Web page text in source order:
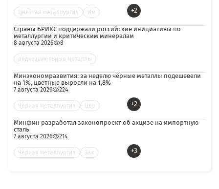
Цветная металлургия Им +2
Страны БРИКС поддержали российские инициативы по
металлургии и критическим минералам
8 августа 2026 8
редкоземельные металлы
Минэкономразвития: за неделю чёрные металлы подешевели
на 1%, цветные выросли на 1,8%
7 августа 2026 224
Черная металлургия Цве +2
Минфин разработал законопроект об акцизе на импортную
сталь
7 августа 2026 214
Черная металлургия Зак +3